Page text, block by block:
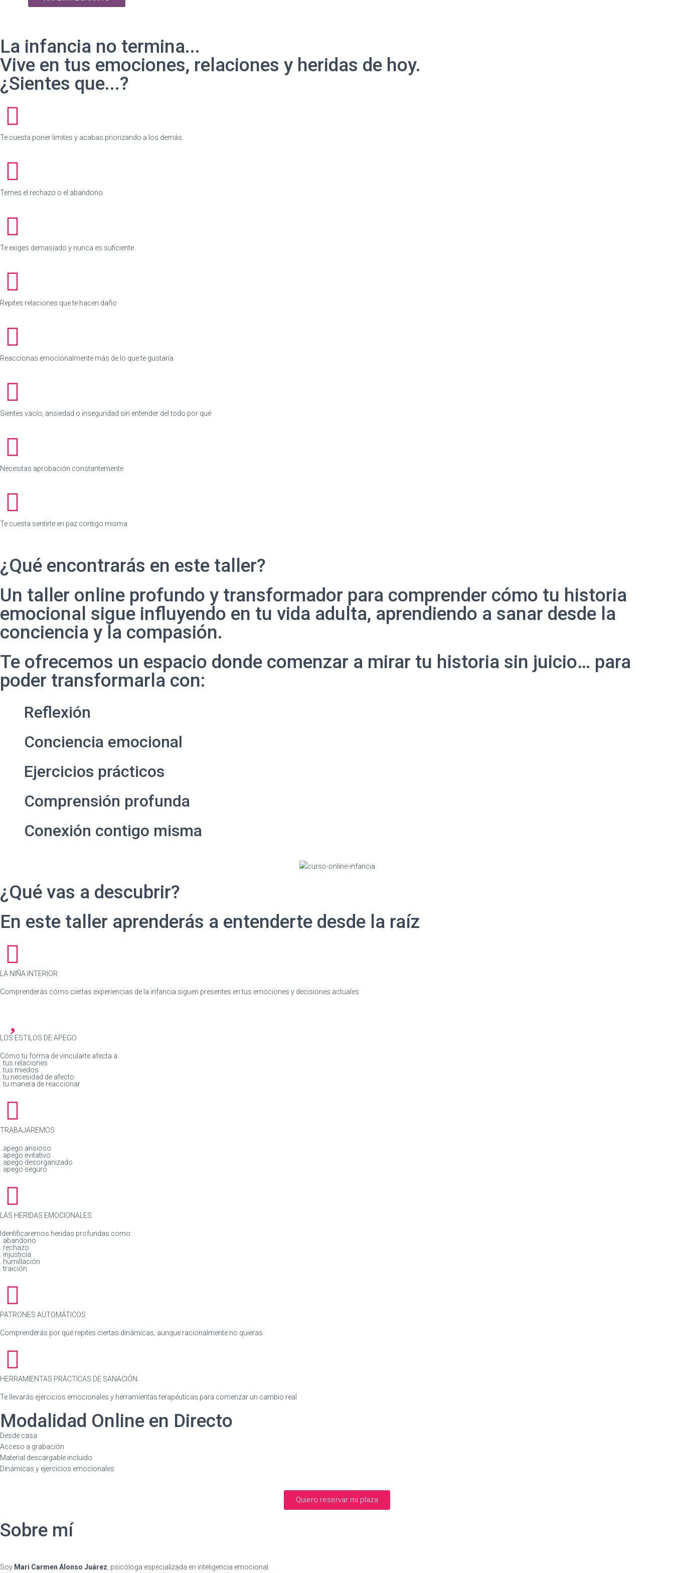
La infancia no termina...
Vive en tus emociones, relaciones y heridas de hoy.
¿Sientes que...?
Te cuesta poner limites y acabas priorizando a los demás
Temes el rechazo o el abandono
Te exiges demasiado y nunca es suficiente
Repites relaciones que te hacen daño
Reaccionas emocionalmente más de lo que te gustaría
Sientes vacío, ansiedad o inseguridad sin entender del todo por qué
Necesitas aprobación constantemente
Te cuesta sentirte en paz contigo misma
¿Qué encontrarás en este taller?
Un taller online profundo y transformador para comprender cómo tu historia
emocional sigue influyendo en tu vida adulta, aprendiendo a sanar desde la
conciencia y la compasión.
Te ofrecemos un espacio donde comenzar a mirar tu historia sin juicio… para
poder transformarla con:
Reflexión
Conciencia emocional
Ejercicios prácticos
Comprensión profunda
Conexión contigo misma
¿Qué vas a descubrir?
En este taller aprenderás a entenderte desde la raíz
LA NIÑA INTERIOR
Comprenderás cómo ciertas experiencias de la infancia siguen presentes en tus emociones y decisiones actuales
LOS ESTILOS DE APEGO
Cómo tu forma de vincularte afecta a:
. tus relaciones
. tus miedos
. tu necesidad de afecto
. tu manera de reaccionar
TRABAJAREMOS
. apego ansioso
. apego evitativo
. apego desorganizado
. apego seguro
LAS HERIDAS EMOCIONALES
Identificaremos heridas profundas como:
. abandono
. rechazo
. injusticia
. humillación
. traición
PATRONES AUTOMÁTICOS
Comprenderás por qué repites ciertas dinámicas, aunque racionalmente no quieras
HERRAMIENTAS PRÁCTICAS DE SANACIÓN
Te llevarás ejercicios emocionales y herramientas terapéuticas para comenzar un cambio real
Modalidad Online en Directo
Desde casa
Acceso a grabación
Material descargable incluido
Dinámicas y ejercicios emocionales
Quiero reservar mi plaza
Sobre mí
Soy Mari Carmen Alonso Juárez , psicóloga especializada en inteligencia emocional.